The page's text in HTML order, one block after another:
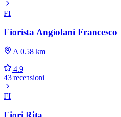
FI
Fiorista Angiolani Francesco
A 0.58 km
4.9
43 recensioni
FI
Fiori Rita